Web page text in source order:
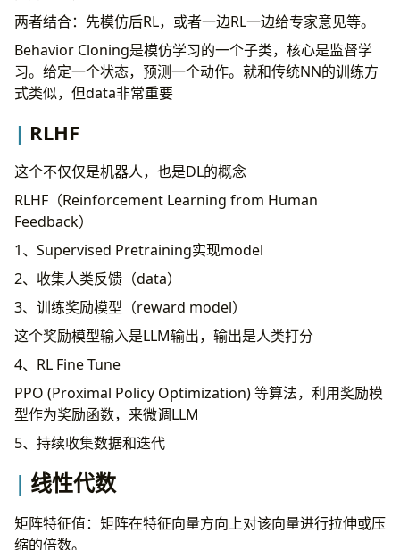
两者结合：先模仿后RL，或者一边RL一边给专家意见等。
Behavior Cloning是模仿学习的一个子类，核心是监督学
习。给定一个状态，预测一个动作。就和传统NN的训练方
式类似，但data非常重要
RLHF
这个不仅仅是机器人，也是DL的概念
RLHF（Reinforcement Learning from Human
Feedback）
1、Supervised Pretraining实现model
2、收集人类反馈（data）
3、训练奖励模型（reward model）
这个奖励模型输入是LLM输出，输出是人类打分
4、RL Fine Tune
PPO (Proximal Policy Optimization) 等算法，利用奖励模
型作为奖励函数，来微调LLM
5、持续收集数据和迭代
线性代数
矩阵特征值：矩阵在特征向量方向上对该向量进行拉伸或压
缩的倍数。